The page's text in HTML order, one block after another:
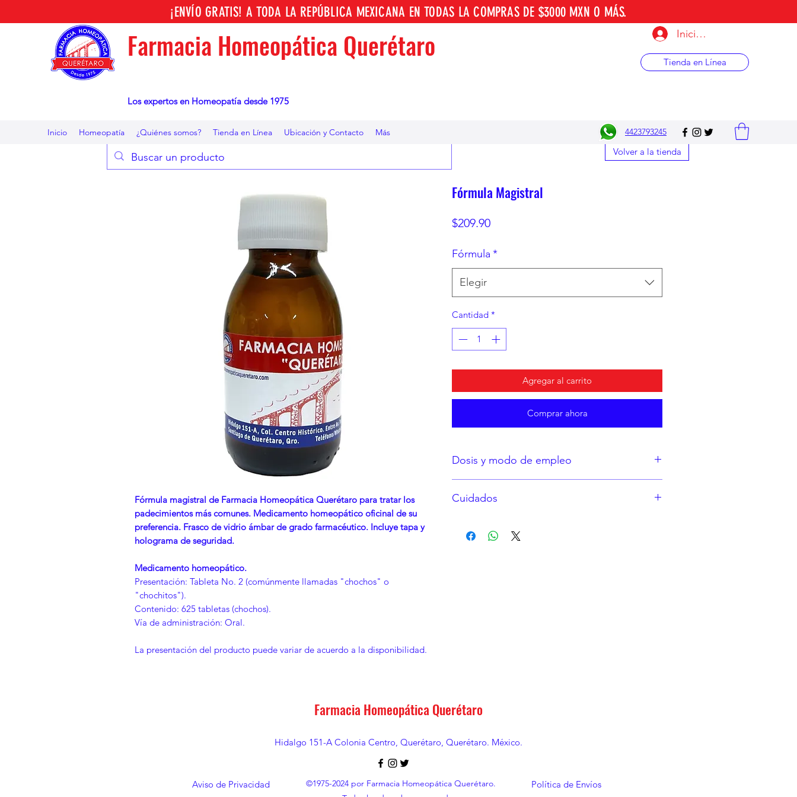
Farmacia Homeopática Querétaro
Los expertos en Homeopatía desde 1975
Iniciar sesión
Tienda en Línea
Inicio Homeopatía ¿Quiénes somos? Tienda en Línea Ubicación y Contacto Más 4423793245
¡ENVÍO GRATIS! A TODA LA REPÚBLICA MEXICANA EN TODAS LA COMPRAS DE $3000 MXN O MÁS.
Volver a la tienda
Fórmula magistral de Farmacia Homeopática Querétaro para tratar los
padecimientos más comunes. Medicamento homeopático oficinal de su
preferencia. Frasco de vidrio ámbar de grado farmacéutico. Incluye tapa y
holograma de seguridad.
Medicamento homeopático.
Presentación: Tableta No. 2 (comúnmente llamadas "chochos" o
"chochitos").
Contenido: 625 tabletas (chochos).
Vía de administración: Oral.
La presentación del producto puede variar de acuerdo a la disponibilidad.
Fórmula Magistral
$209.90Precio
Fórmula *
Elegir
Cantidad *
Agregar al carrito
Comprar ahora
Dosis y modo de empleo
Cuidados
Mantener el frasco bien cerrado.
Farmacia Homeopática Querétaro
Hidalgo 151-A Colonia Centro, Querétaro, Querétaro. México.
Aviso de Privacidad
©1975-2024 por Farmacia Homeopática Querétaro.
Política de Envíos